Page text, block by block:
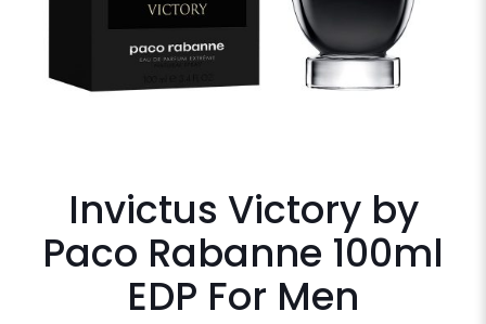
Invictus Victory by
Paco Rabanne 100ml
EDP For Men